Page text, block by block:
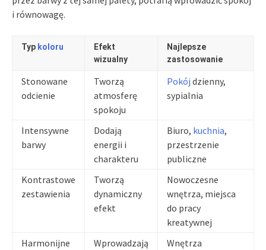
i równowagę.
Typ koloru
Efekt
wizualny
Najlepsze
zastosowanie
Stonowane
odcienie
Tworzą
atmosferę
spokoju
Pokój dzienny,
sypialnia
Intensywne
barwy
Dodają
energii i
charakteru
Biuro, kuchnia,
przestrzenie
publiczne
Kontrastowe
zestawienia
Tworzą
dynamiczny
efekt
Nowoczesne
wnętrza, miejsca
do pracy
kreatywnej
Harmonijne
Wprowadzają
Wnętrza